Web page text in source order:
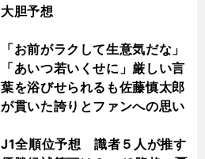
大胆予想
「お前がラクして生意気だな」
「あいつ若いくせに」厳しい言
葉を浴びせられるも佐藤慎太郎
が貫いた誇りとファンへの思い
J1全順位予想 識者５人が推す